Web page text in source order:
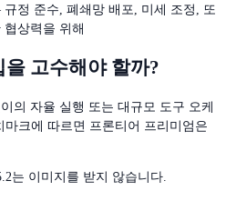
정 준수, 폐쇄망 배포, 미세 조정, 또
상력을 위해
고수해야 할까?
의 자율 실행 또는 대규모 도구 오케
크에 따르면 프론티어 프리미엄은
는 이미지를 받지 않습니다.